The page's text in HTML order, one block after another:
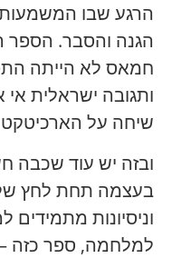
הגנה והסבר.
חמאס לא הייתה
ותגובה ישראלית
שיחה על
ובזה יש עוד שכבה
בעצמה תחת לחץ של
וניסיונות
למלחמה, ספר כזה